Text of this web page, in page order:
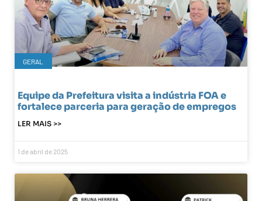
GERAL
Equipe da Prefeitura visita a indústria FOA e
fortalece parceria para geração de empregos
LER MAIS >>
1 de abril de 2025